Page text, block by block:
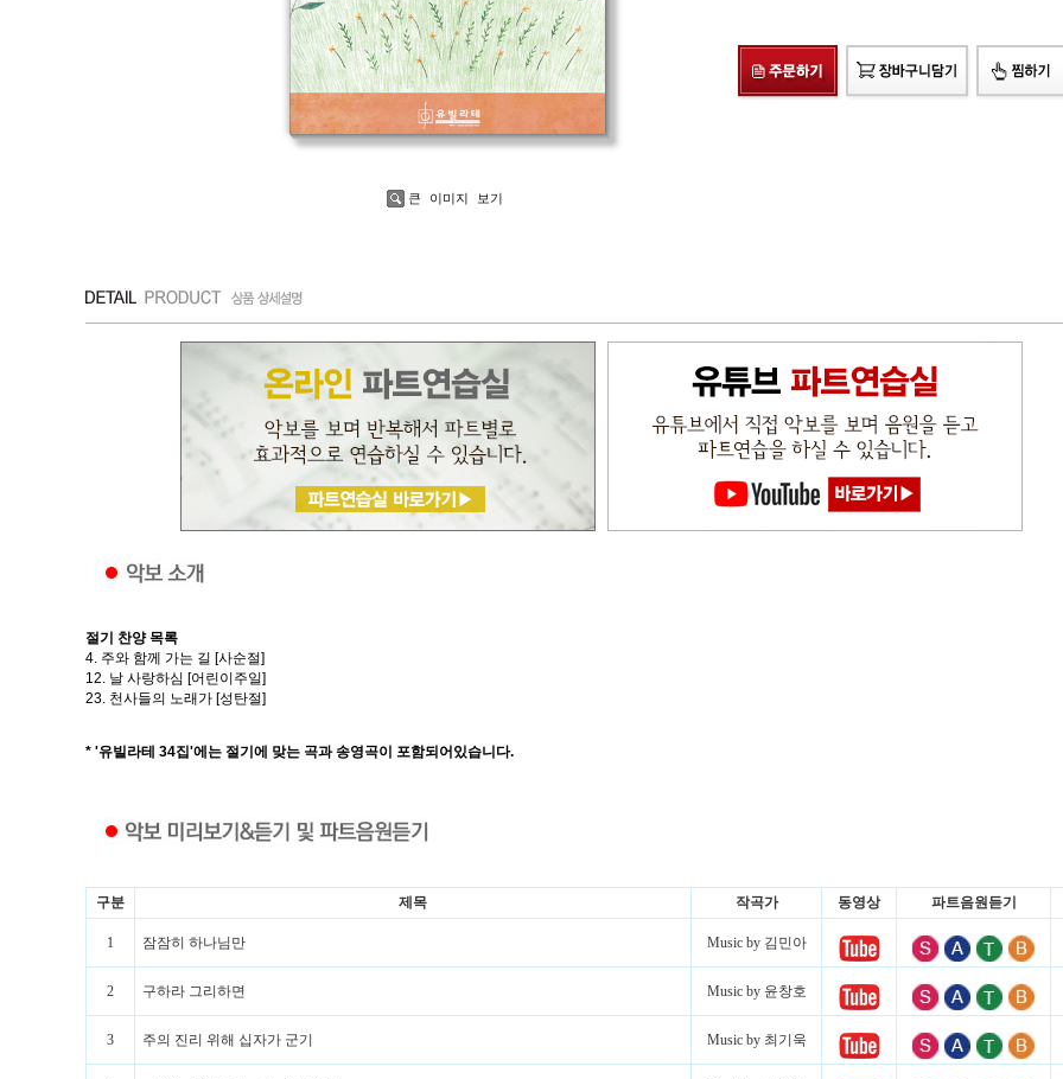
큰 이미지 보기
절기 찬양 목록
4. 주와 함께 가는 길 [사순절]
12. 날 사랑하심 [어린이주일]
23. 천사들의 노래가 [성탄절]
* '유빌라테 34집'에는 절기에 맞는 곡과 송영곡이 포함되어있습니다.
구분 제목 작곡가 동영상 파트음원듣기
1 잠잠히 하나님만 Music by 김민아
2 구하라 그리하면 Music by 윤창호
3 주의 진리 위해 십자가 군기 Music by 최기욱